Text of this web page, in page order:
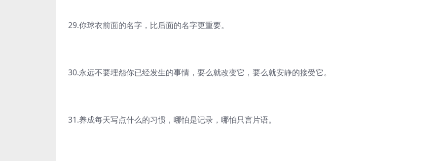
29.你球衣前面的名字，比后面的名字更重要。
30.永远不要埋怨你已经发生的事情，要么就改变它，要么就安静的接受它。
31.养成每天写点什么的习惯，哪怕是记录，哪怕只言片语。